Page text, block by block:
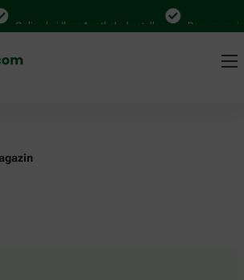
Online bei Ihrer Apotheke bestellen Bequem